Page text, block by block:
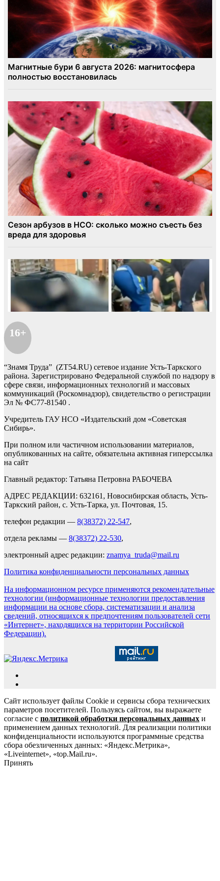
16+
“Знамя Труда” (ZT54.RU) сетевое издание Усть-Таркского
района. Зарегистрировано Федеральной службой по надзору в
сфере связи, информационных технологий и массовых
коммуникаций (Роскомнадзор), свидетельство о регистрации
Эл № ФС77-81540 .
Учредитель ГАУ НСО «Издательский дом «Советская
Сибирь».
При полном или частичном использовании материалов,
опубликованных на сайте, обязательна активная гиперссылка
на сайт
Главный редактор: Татьяна Петровна РАБОЧЕВА
АДРЕС РЕДАКЦИИ: 632161, Новосибирская область, Усть-
Таркский район, с. Усть-Тарка, ул. Почтовая, 15.
телефон редакции — 8(38372) 22-547,
отдела рекламы — 8(38372) 22-530,
электронный адрес редакции: znamya_truda@mail.ru
Политика конфиденциальности персональных данных
На информационном ресурсе применяются рекомендательные
технологии (информационные технологии предоставления
информации на основе сбора, систематизации и анализа
сведений, относящихся к предпочтениям пользователей сети
«Интернет», находящихся на территории Российской
Федерации).
Сайт использует файлы Cookie и сервисы сбора технических
параметров посетителей. Пользуясь сайтом, вы выражаете
согласие с политикой обработки персональных данных и
применением данных технологий. Для реализации политики
конфиденциальности используются программные средства
сбора обезличенных данных: «Яндекс.Метрика»,
«Liveinternet», «top.Mail.ru».
Принять